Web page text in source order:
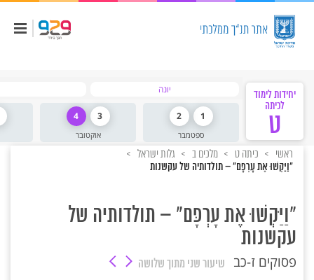
יחידות לימוד
לכיתה
ט
יונה
ספטמבר
1
2
אוקטובר
3
4
ראשי כיתה ט מלכים ב גלות ישראל
"וַיַּקְשׁוּ אֶת עָרְפָּם" – תולדותיה של עקשנות
"וַיַּקְשׁוּ אֶת עָרְפָּם" – תולדותיה של
עקשנות
פסוקים ז-כב שיעור שני מתוך שלושה